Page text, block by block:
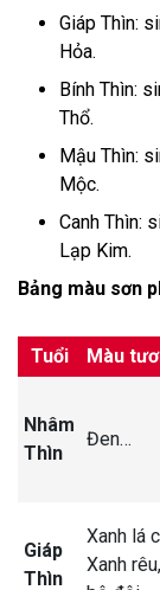
Giáp Thìn:
Hỏa.
Bính Thìn:
Thổ.
Mậu Thìn:
Mộc.
Canh Thìn:
Lạp Kim.
Bảng màu sơn
Tuổi Màu
Nhâm
Thìn
Đen…
Giáp
Thìn
Xanh lá
Xanh rêu,